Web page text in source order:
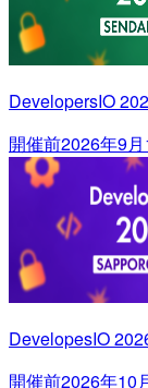
DevelopersIO
開催前2026年9
DevelopesIO
開催前2026年10